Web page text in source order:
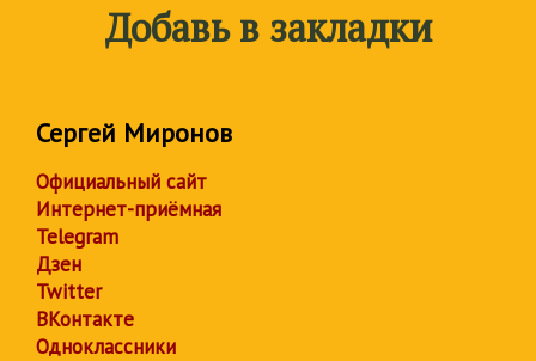
Добавь в закладки
Сергей Миронов
Официальный сайт
Интернет-приёмная
Telegram
Дзен
Twitter
ВКонтакте
Одноклассники